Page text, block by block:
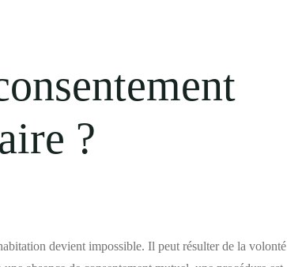
?
devient impossible. Il peut résulter de la volonté